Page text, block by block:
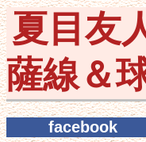
夏目友
薩線＆
facebook